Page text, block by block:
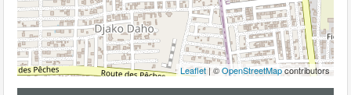
Leaflet| ©OpenStreetMapcontributors